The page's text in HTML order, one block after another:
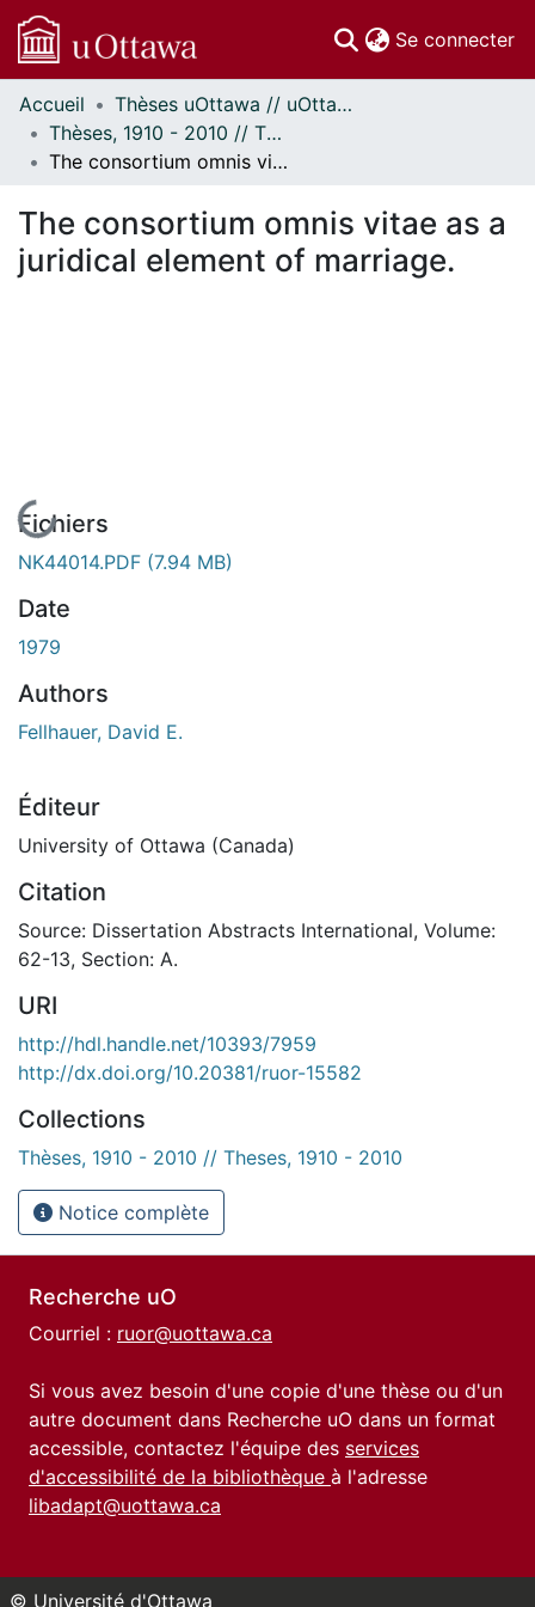
Se connecter
Communautés
et collections
Parcourir
À propos
Accueil
Thèses uOttawa // uOttawa Theses
Thèses, 1910 - 2010 // Theses, 1910 - 2010
The consortium omnis vitae as a juridical element of marriage.
The consortium omnis vitae as a
juridical element of marriage.
En cours de chargement...
Fichiers
NK44014.PDF (7.94 MB)
Date
1979
Authors
Fellhauer, David E.
Éditeur
University of Ottawa (Canada)
Citation
Source: Dissertation Abstracts International, Volume:
62-13, Section: A.
URI
http://hdl.handle.net/10393/7959
http://dx.doi.org/10.20381/ruor-15582
Collections
Thèses, 1910 - 2010 // Theses, 1910 - 2010
Notice complète
Recherche uO
Courriel : ruor@uottawa.ca
Si vous avez besoin d'une copie d'une thèse ou d'un
autre document dans Recherche uO dans un format
accessible, contactez l'équipe des services
d'accessibilité de la bibliothèque à l'adresse
libadapt@uottawa.ca
© Université d'Ottawa